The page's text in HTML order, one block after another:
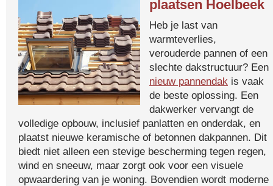
plaatsen Hoelbeek
Heb je last van
warmteverlies,
verouderde pannen of een
slechte dakstructuur? Een
nieuw pannendak is vaak
de beste oplossing. Een
dakwerker vervangt de
volledige opbouw, inclusief panlatten en onderdak, en
plaatst nieuwe keramische of betonnen dakpannen. Dit
biedt niet alleen een stevige bescherming tegen regen,
wind en sneeuw, maar zorgt ook voor een visuele
opwaardering van je woning. Bovendien wordt moderne